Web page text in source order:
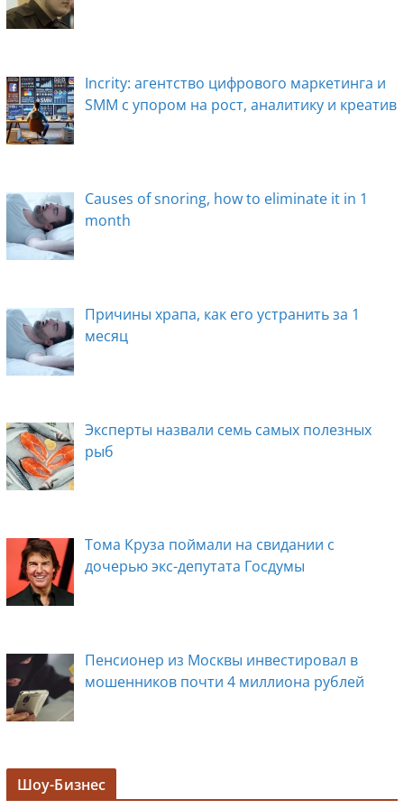
Incrity: агентство цифрового маркетинга и
SMM с упором на рост, аналитику и креатив
Causes of snoring, how to eliminate it in 1
month
Причины храпа, как его устранить за 1
месяц
Эксперты назвали семь самых полезных
рыб
Тома Круза поймали на свидании с
дочерью экс-депутата Госдумы
Пенсионер из Москвы инвестировал в
мошенников почти 4 миллиона рублей
Задержана мэр Кургана Елена Ситникова, в
её кабинете прошли обыски
Шоу-Бизнес